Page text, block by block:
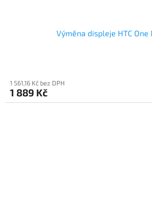
Výměna displeje HTC One
1 561,16 Kč bez DPH
1 889 Kč